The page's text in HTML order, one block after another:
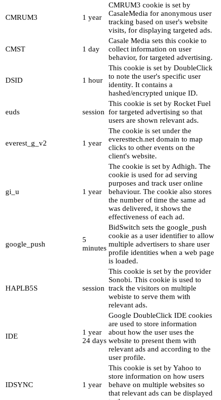
CMRUM3 1 year
CMRUM3 cookie is set by
CasaleMedia for anonymous user
tracking based on user's website
visits, for displaying targeted ads.
CMST 1 day
Casale Media sets this cookie to
collect information on user
behavior, for targeted advertising.
DSID 1 hour
This cookie is set by DoubleClick
to note the user's specific user
identity. It contains a
hashed/encrypted unique ID.
euds session
This cookie is set by Rocket Fuel
for targeted advertising so that
users are shown relevant ads.
everest_g_v2 1 year
The cookie is set under the
everesttech.net domain to map
clicks to other events on the
client's website.
gi_u 1 year
The cookie is set by Adhigh. The
cookie is used for ad serving
purposes and track user online
behaviour. The cookie also stores
the number of time the same ad
was delivered, it shows the
effectiveness of each ad.
google_push
5
minutes
BidSwitch sets the google_push
cookie as a user identifier to allow
multiple advertisers to share user
profile identities when a web page
is loaded.
HAPLB5S session
This cookie is set by the provider
Sonobi. This cookie is used to
track the visitors on multiple
webiste to serve them with
relevant ads.
IDE
1 year
24 days
Google DoubleClick IDE cookies
are used to store information
about how the user uses the
website to present them with
relevant ads and according to the
user profile.
IDSYNC 1 year
This cookie is set by Yahoo to
store information on how users
behave on multiple websites so
that relevant ads can be displayed